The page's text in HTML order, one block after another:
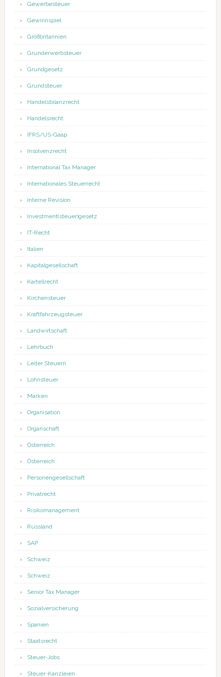
Gewerbesteuer
Gewinnspiel
Großbritannien
Grunderwerbsteuer
Grundgesetz
Grundsteuer
Handelsbilanzrecht
Handelsrecht
IFRS/US-Gaap
Insolvenzrecht
International Tax Manager
Internationales Steuerrecht
Interne Revision
Investment(steuer)gesetz
IT-Recht
Italien
Kapitalgesellschaft
Kartellrecht
Kirchensteuer
Kraftfahrzeugsteuer
Landwirtschaft
Lehrbuch
Leiter Steuern
Lohnsteuer
Marken
Organisation
Organschaft
Österreich
Österreich
Personengesellschaft
Privatrecht
Risikomanagement
Russland
SAP
Schweiz
Schweiz
Senior Tax Manager
Sozialversicherung
Spanien
Staatsrecht
Steuer-Jobs
Steuer-Kanzleien